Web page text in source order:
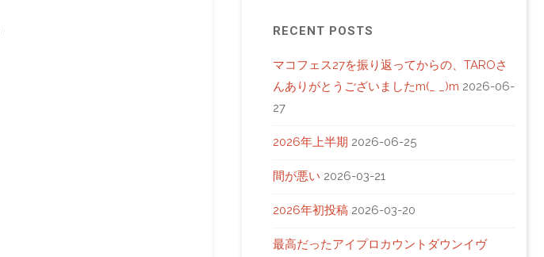
RECENT POSTS
マコフェス27を振り返ってからの、TAROさ
んありがとうございましたm(_ _)m 2026-06-
27
2026年上半期 2026-06-25
間が悪い 2026-03-21
2026年初投稿 2026-03-20
最高だったアイプロカウントダウンイヴ